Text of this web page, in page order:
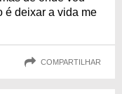
é deixar a vida me
COMPARTILHAR